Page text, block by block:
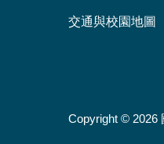
交通與校園地圖
Copyright © 2026